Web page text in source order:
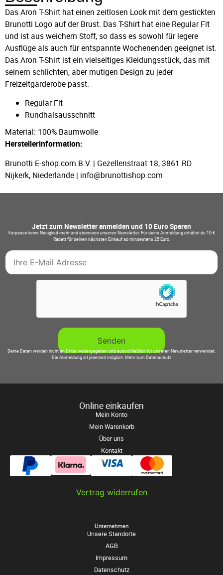
Das Aron T-Shirt hat einen zeitlosen Look mit dem gestickten
Brunotti Logo auf der Brust. Das T-Shirt hat eine Regular Fit
und ist aus weichem Stoff, so dass es sowohl für legere
Ausflüge als auch für entspannte Wochenenden geeignet ist.
Das Aron T-Shirt ist ein vielseitiges Kleidungsstück, das mit
seinem schlichten, aber mutigen Design zu jeder
Freizeitgarderobe passt.
Regular Fit
Rundhalsausschnitt
Material: 100% Baumwolle
Herstellerinformation:
Brunotti E-shop.com B.V. | Gezellenstraat 18, 3861 RD
Nijkerk, Niederlande | info@brunottishop.com
Jetzt zum Newsletter anmelden und 10 Euro Sparen
Verpasse keine Neuigkeit mehr und abonniere unseren Newsletter. Für deine Anmeldung erhältst du 10 €
Rabatt für deinen nächsten Einkauf ab mindestens 25 Euro.
Deine Daten werden nicht an Dritte weitergegeben und ausschließlich für unseren Newsletter verwendet.
Die Abmeldung ist jederzeit möglich. Mehr zum Datenschutz
Online einkaufen
Mein Konto
Mein Warenkorb
Über uns
Kontakt
Vertrag widerrufen
Unternehmen
Unsere Standorte
AGB
Impressum
Datenschutz